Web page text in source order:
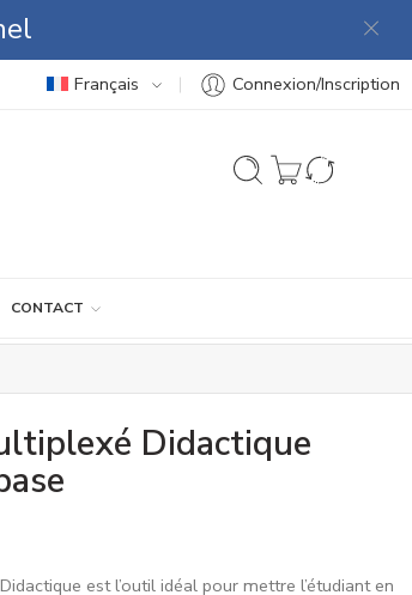
Français Connexion/Inscription
CONTACT
Didactique
est l’outil idéal pour mettre l’étudiant en